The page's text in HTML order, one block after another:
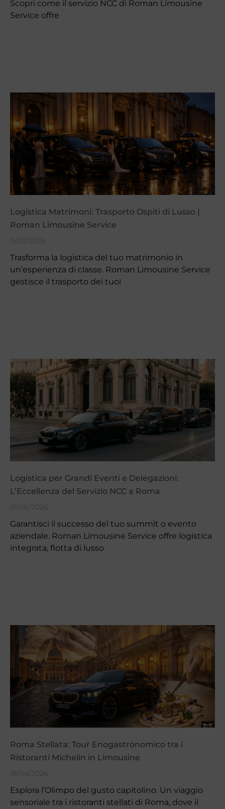
Scopri come il servizio NCC di Roman Limousine
Service offre
Logistica Matrimoni: Trasporto Ospiti di Lusso |
Roman Limousine Service
11/07/2026
Trasforma la logistica del tuo matrimonio in
un’esperienza di classe. Roman Limousine Service
gestisce il trasporto dei tuoi
Logistica per Grandi Eventi e Delegazioni:
L’Eccellenza del Servizio NCC a Roma
01/06/2026
Garantisci il successo del tuo summit o evento
aziendale. Roman Limousine Service offre logistica
integrata, flotta di lusso
Roma Stellata: Tour Enogastronomico tra i
Ristoranti Michelin in Limousine
18/04/2026
Esplora l’Olimpo del gusto capitolino. Un viaggio
sensoriale tra i ristoranti stellati di Roma, dove il